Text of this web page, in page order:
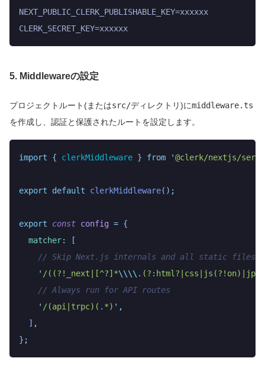
NEXT_PUBLIC_CLERK_PUBLISHABLE_KEY=xxxxxx
CLERK_SECRET_KEY=xxxxxx
5. Middlewareの設定
プロジェクトルート(またはsrc/ディレクトリ)にmiddleware.ts
を作成し、認証と保護されたルートを設定します。
import { clerkMiddleware } from '@clerk/nextjs/
export default clerkMiddleware() ;
export const config = {
  matcher
:
[
// Skip Next.js internals and all static
    '
/((?!_next|[^?]*\\\\
    // Always run for API routes
    '
/(api|trpc)(.*) ' ,
  ]
,
} ;